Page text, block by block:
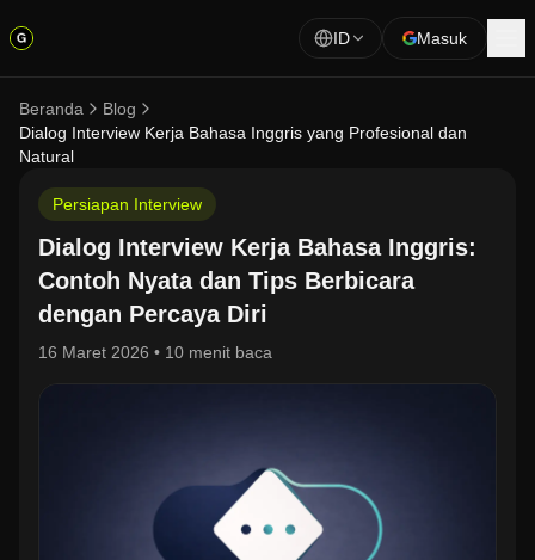
ID Masuk
Beranda
Blog
Dialog Interview Kerja Bahasa Inggris yang Profesional dan
Natural
Persiapan Interview
Dialog Interview Kerja Bahasa Inggris:
Contoh Nyata dan Tips Berbicara
dengan Percaya Diri
16 Maret 2026 • 10 menit baca